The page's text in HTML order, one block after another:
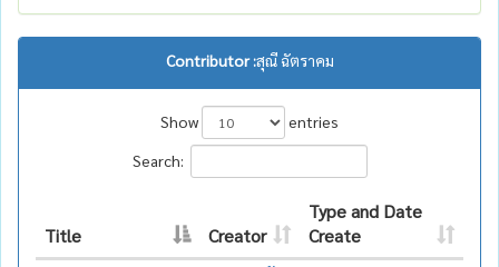
Contributor :สุณี ฉัตราคม
Show
entries
Search:
Title Creator
Type and Date
Create